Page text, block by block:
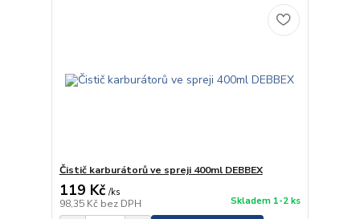
Čistič karburátorů ve spreji 400ml DEBBEX
119 Kč /ks
98,35 Kč bez DPH Skladem 1-2 ks